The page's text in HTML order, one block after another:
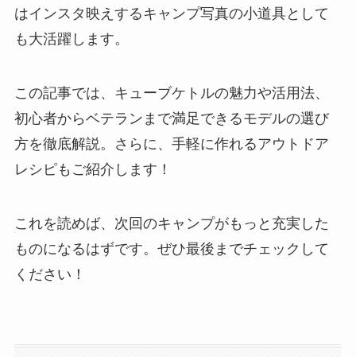
はインスタ映えするキャンプ写真の小道具として
も大活躍します。
この記事では、キューブケトルの魅力や活用法、
初心者からベテランまで満足できるモデルの選び
方を徹底解説。さらに、手軽に作れるアウトドア
レシピもご紹介します！
これを読めば、次回のキャンプがもっと充実した
ものになるはずです。ぜひ最後までチェックして
ください！